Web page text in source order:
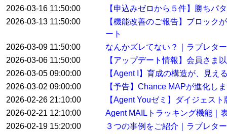
2026-03-16 11:50:00
【申込みゼロから５件】勝ちパ
2026-03-13 11:50:00
【機能改善のご報告】ブロック
ート
2026-03-09 11:50:00
なんかズレてない？｜ラブレタ
2026-03-06 11:50:00
【アップデート情報】会員さま
2026-03-05 09:00:00
【Agent I】育成の構造が、見え
2026-03-02 09:00:00
【予告】Chance MAPが進化し
2026-02-26 21:10:00
【Agent Youゼミ】ダイジェス
2026-02-21 12:10:00
Agent MAILトラッキング機能｜
2026-02-19 15:20:00
３つの事例をご紹介｜ラブレタ